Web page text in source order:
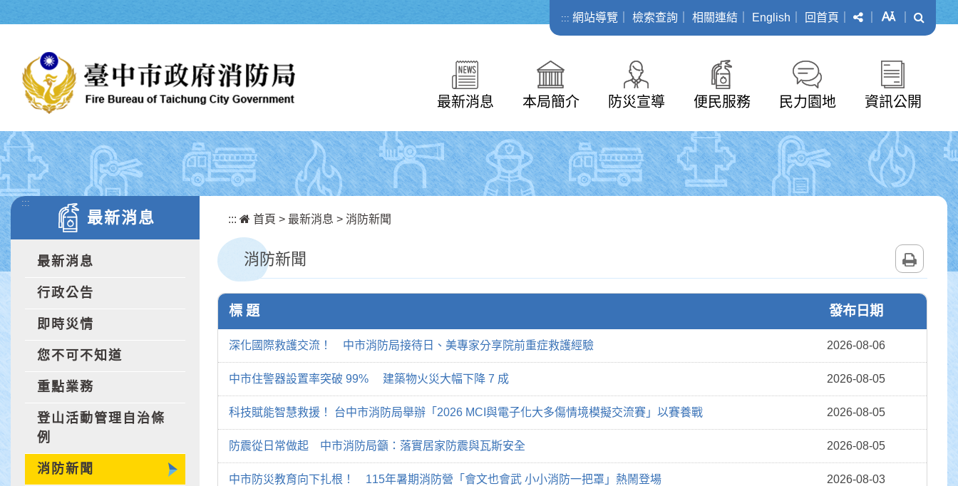
::: 網站導覽 檢索查詢 相關連結 English 回首頁 分享 字級
最新消息 本局簡介 防災宣導 便民服務 民力園地 資訊公開
:::
最新消息
最新消息
行政公告
即時災情
您不可不知道
重點業務
登山活動管理自治條
例
消防新聞
::: 首頁 > 最新消息 > 消防新聞
消防新聞
標 題 發布日期
深化國際救護交流！ 中市消防局接待日、美專家分享院前重症救護經驗 2026-08-06
中市住警器設置率突破 99% 建築物火災大幅下降 7 成 2026-08-05
科技賦能智慧救援！ 台中市消防局舉辦「2026 MCI與電子化大多傷情境模擬交流賽」以賽養戰 2026-08-05
防震從日常做起 中市消防局籲：落實居家防震與瓦斯安全 2026-08-05
中市防災教育向下扎根！ 115年暑期消防營「會文也會武 小小消防一把罩」熱鬧登場 2026-08-03